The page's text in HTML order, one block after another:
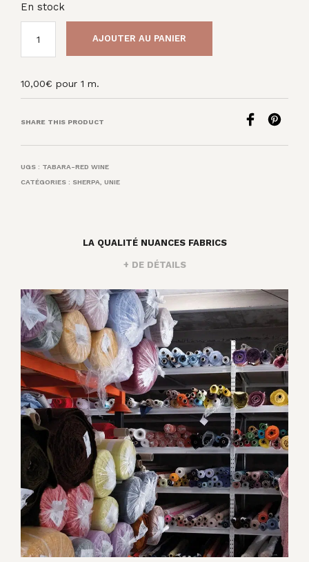
En stock
AJOUTER AU PANIER
10,00€ pour 1 m.
SHARE THIS PRODUCT
UGS : TABARA-RED WINE
CATÉGORIES : SHERPA, UNIE
LA QUALITÉ NUANCES FABRICS
+ DE DÉTAILS